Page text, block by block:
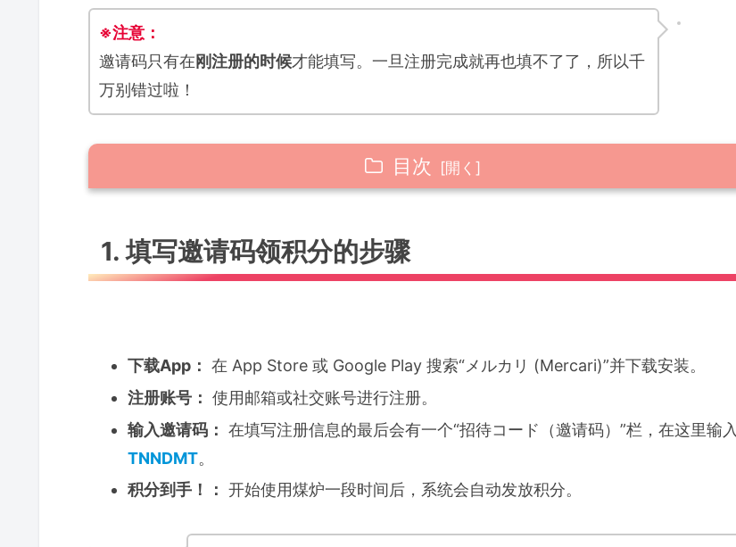
※注意：
邀请码只有在刚注册的时候才能填写。一旦注册完成就再也填不了了，所以千
万别错过啦！
目次
2. 积分可以用来干嘛？
❶ 必须使用“当前正常活跃账号的邀请码”
❷ 只有在“新注册时”才能填写
❸ 输入错误会直接失效
5. 除了邀请码，还有其他划算的注册方法吗？
1. 填写邀请码领积分的步骤
下载App： 在 App Store 或 Google Play 搜索“メルカリ (Mercari)”并下载安装。
注册账号： 使用邮箱或社交账号进行注册。
输入邀请码： 在填写注册信息的最后会有一个“招待コード（邀请码）”栏，在这里输入
TNNDMT。
积分到手！： 开始使用煤炉一段时间后，系统会自动发放积分。